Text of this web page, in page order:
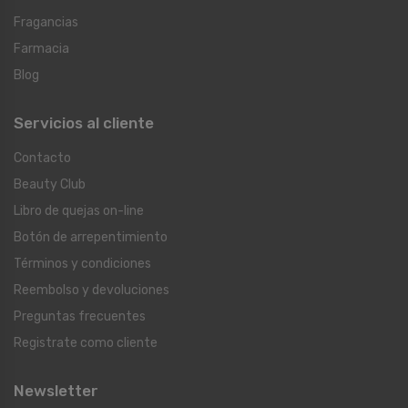
Fragancias
Farmacia
Blog
Servicios al cliente
Contacto
Beauty Club
Libro de quejas on-line
Botón de arrepentimiento
Términos y condiciones
Reembolso y devoluciones
Preguntas frecuentes
Registrate como cliente
Newsletter